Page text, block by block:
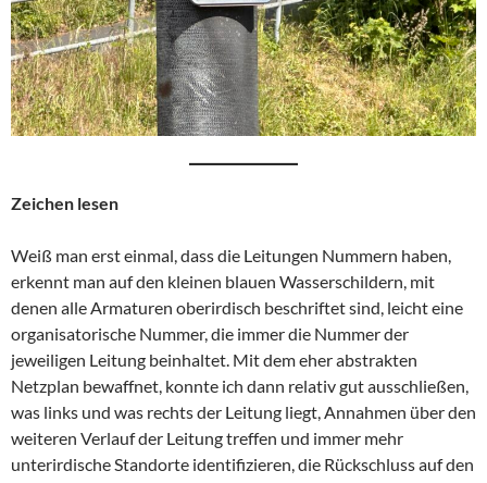
Zeichen lesen
Weiß man erst einmal, dass die Leitungen Nummern haben,
erkennt man auf den kleinen blauen Wasserschildern, mit
denen alle Armaturen oberirdisch beschriftet sind, leicht eine
organisatorische Nummer, die immer die Nummer der
jeweiligen Leitung beinhaltet. Mit dem eher abstrakten
Netzplan bewaffnet, konnte ich dann relativ gut ausschließen,
was links und was rechts der Leitung liegt, Annahmen über den
weiteren Verlauf der Leitung treffen und immer mehr
unterirdische Standorte identifizieren, die Rückschluss auf den